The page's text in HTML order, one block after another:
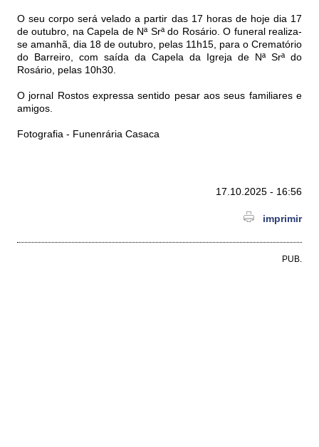
O seu corpo será velado a partir das 17 horas de hoje dia 17
de outubro, na Capela de Nª Srª do Rosário. O funeral realiza-
se amanhã, dia 18 de outubro, pelas 11h15, para o Crematório
do Barreiro, com saída da Capela da Igreja de Nª Srª do
Rosário, pelas 10h30.
O jornal Rostos expressa sentido pesar aos seus familiares e
amigos.
Fotografia - Funenrária Casaca
17.10.2025 - 16:56
imprimir
PUB.